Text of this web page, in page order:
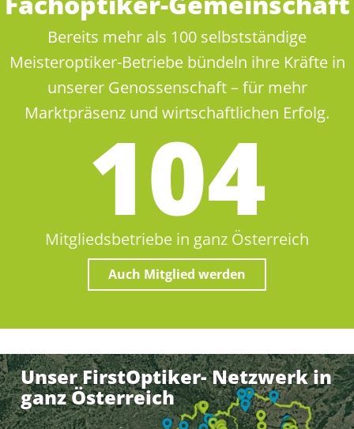
Bereits mehr als 100 selbstständige
Meisteroptiker-Betriebe bündeln ihre Kräfte in
unserer Genossenschaft – für mehr
Marktpräsenz und wirtschaftlichen Erfolg.
105
Mitgliedsbetriebe in ganz Österreich
Auch Mitglied werden
Unser FirstOptiker- Netzwerk in
ganz Österreich